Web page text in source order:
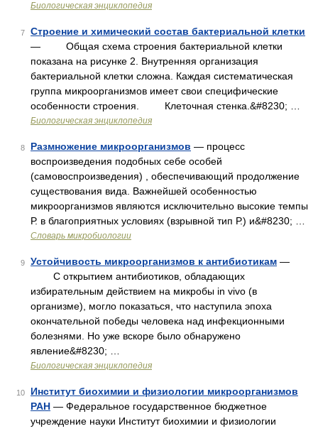
Биологическая энциклопедия
7
Строение и химический состав бактериальной клетки
— Общая схема строения бактериальной клетки
показана на рисунке 2. Внутренняя организация
бактериальной клетки сложна. Каждая систематическая
группа микроорганизмов имеет свои специфические
особенности строения. Клеточная стенка.&#8230; …
Биологическая энциклопедия
8 Размножение микроорганизмов — процесс
воспроизведения подобных себе особей
(самовоспроизведения) , обеспечивающий продолжение
существования вида. Важнейшей особенностью
микроорганизмов являются исключительно высокие темпы
Р. в благоприятных условиях (взрывной тип Р.) и&#8230; …
Словарь микробиологии
9 Устойчивость микроорганизмов к антибиотикам —
С открытием антибиотиков, обладающих
избирательным действием на микробы in vivo (в
организме), могло показаться, что наступила эпоха
окончательной победы человека над инфекционными
болезнями. Но уже вскоре было обнаружено
явление&#8230; …
Биологическая энциклопедия
10
Институт биохимии и физиологии микроорганизмов
РАН — Федеральное государственное бюджетное
учреждение науки Институт биохимии и физиологии